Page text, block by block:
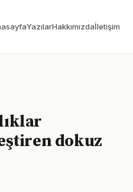
YazılarHakkımızdaİletişim
dokuz